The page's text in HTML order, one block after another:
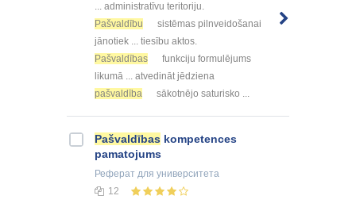
... administratīvu teritoriju.
Pašvaldību
sistēmas pilnveidošanai
jānotiek ... tiesību aktos.
Pašvaldības
funkciju formulējums
likumā ... atvedināt jēdziena
pašvaldība
sākotnējo saturisko ...
Pašvaldības kompetences
pamatojums
Реферат для университета
12